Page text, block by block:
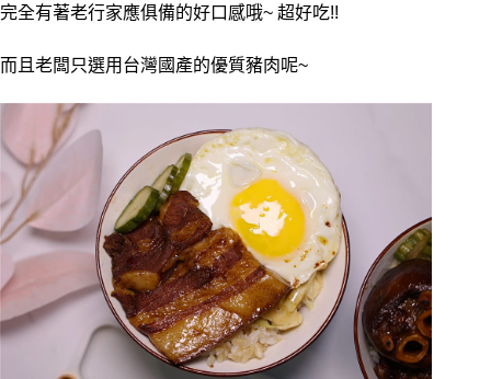
完全有著老行家應俱備的好口感哦~ 超好吃!!
而且老闆只選用台灣國產的優質豬肉呢~